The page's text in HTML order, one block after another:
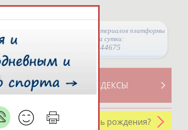
Просмотры материалов платформы
за сутки:
44675
СВОДНЫЕ ИНДЕКСЫ
У кого сегодня день рождения?